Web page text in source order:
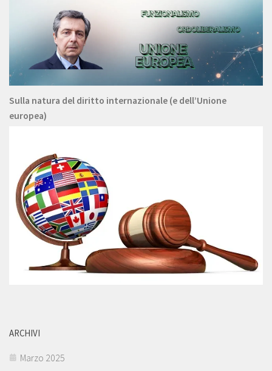
Sulla natura del diritto internazionale (e dell’Unione
europea)
ARCHIVI
Marzo 2025